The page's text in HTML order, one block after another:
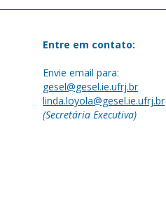
Entre em contato:
Envie email para:
gesel@gesel.ie.ufrj.br
linda.loyola@gesel.ie.ufrj.br
(Secretária Executiva)